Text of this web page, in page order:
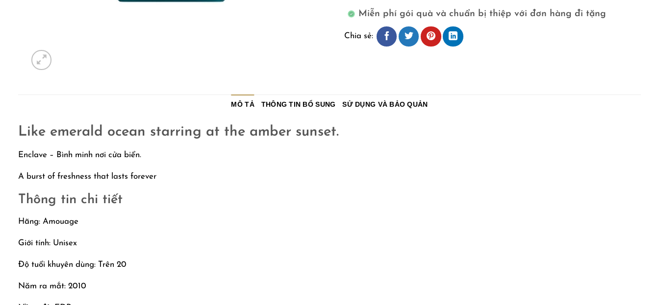
Miễn phí gói quà và chuẩn bị thiệp với đơn hàng đi tặng
Chia sẻ:
MÔ TẢ THÔNG TIN BỔ SUNG SỬ DỤNG VÀ BẢO QUẢN
Like emerald ocean starring at the amber sunset.
Enclave – Bình minh nơi cửa biển.
A burst of freshness that lasts forever
Thông tin chi tiết
Hãng: Amouage
Giới tính: Unisex
Độ tuổi khuyên dùng: Trên 20
Năm ra mắt: 2010